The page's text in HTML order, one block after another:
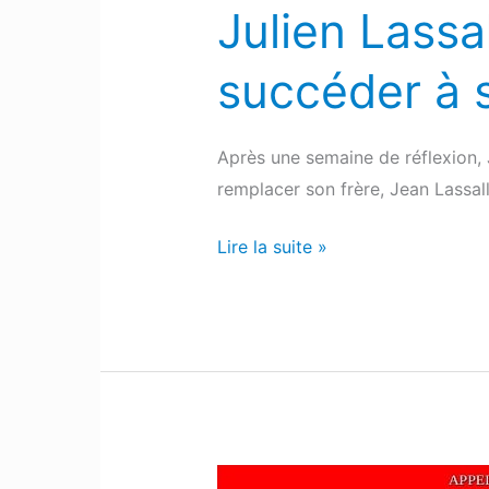
Julien
succéder à
Après une semaine de
remplacer son frère, Jean
Lire la suite »